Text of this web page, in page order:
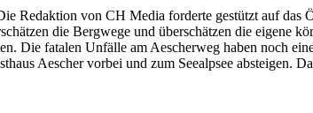
Redaktion von CH Media forderte gestützt auf das
die Bergwege und überschätzen die eigene
Die fatalen Unfälle am Aescherweg haben noch
Aescher vorbei und zum Seealpsee absteigen.